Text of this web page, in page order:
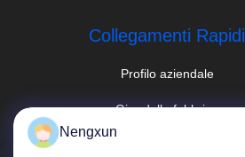
Collegamenti Rapidi
Profilo aziendale
Giro della fabbrica
Nengxun